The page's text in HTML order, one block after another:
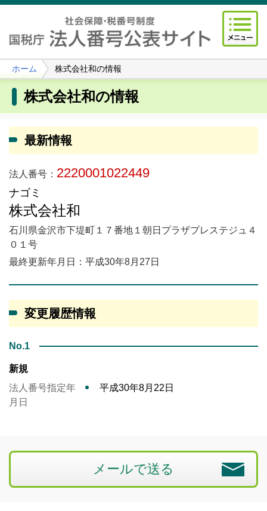
ホーム 株式会社和の情報
株式会社和の情報
最新情報
法人番号： 2220001022449
ナゴミ
株式会社和
石川県金沢市下堤町１７番地１朝日プラザプレステジュ４
０１号
最終更新年月日：平成30年8月27日
変更履歴情報
No.1
新規
法人番号指定年
月日
平成30年8月22日
メールで送る